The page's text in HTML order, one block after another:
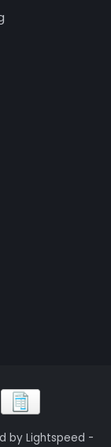
by Lightspeed -